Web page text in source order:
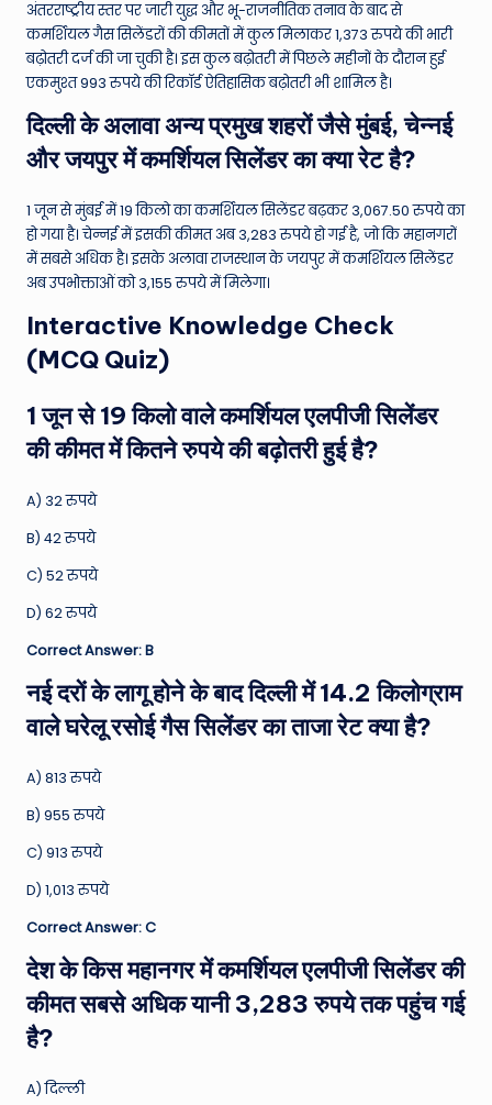
अंतरराष्ट्रीय स्तर पर जारी युद्ध और भू-राजनीतिक तनाव के बाद से
कमर्शियल गैस सिलेंडरों की कीमतों में कुल मिलाकर 1,373 रुपये की भारी
बढ़ोतरी दर्ज की जा चुकी है। इस कुल बढ़ोतरी में पिछले महीनों के दौरान हुई
एकमुश्त 993 रुपये की रिकॉर्ड ऐतिहासिक बढ़ोतरी भी शामिल है।
दिल्ली के अलावा अन्य प्रमुख शहरों जैसे मुंबई, चेन्नई
और जयपुर में कमर्शियल सिलेंडर का क्या रेट है?
1 जून से मुंबई में 19 किलो का कमर्शियल सिलेंडर बढ़कर 3,067.50 रुपये का
हो गया है। चेन्नई में इसकी कीमत अब 3,283 रुपये हो गई है, जो कि महानगरों
में सबसे अधिक है। इसके अलावा राजस्थान के जयपुर में कमर्शियल सिलेंडर
अब उपभोक्ताओं को 3,155 रुपये में मिलेगा।
Interactive Knowledge Check
(MCQ Quiz)
1 जून से 19 किलो वाले कमर्शियल एलपीजी सिलेंडर
की कीमत में कितने रुपये की बढ़ोतरी हुई है?
A) 32 रुपये
B) 42 रुपये
C) 52 रुपये
D) 62 रुपये
Correct Answer: B
नई दरों के लागू होने के बाद दिल्ली में 14.2 किलोग्राम
वाले घरेलू रसोई गैस सिलेंडर का ताजा रेट क्या है?
A) 813 रुपये
B) 955 रुपये
C) 913 रुपये
D) 1,013 रुपये
Correct Answer: C
देश के किस महानगर में कमर्शियल एलपीजी सिलेंडर की
कीमत सबसे अधिक यानी 3,283 रुपये तक पहुंच गई
है?
A) दिल्ली